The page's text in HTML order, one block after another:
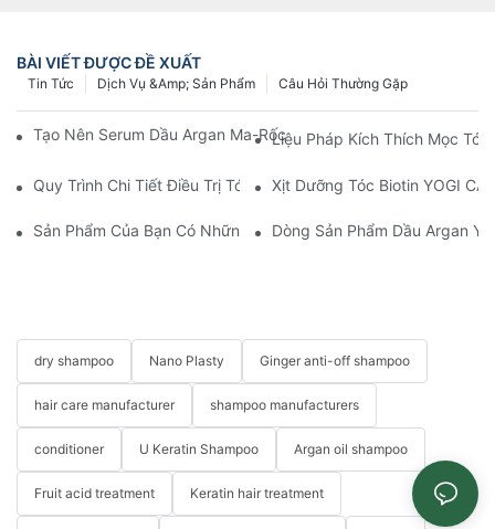
BÀI VIẾT ĐƯỢC ĐỀ XUẤT
Câu Hỏi Thường Gặp
Dịch Vụ &amp; Sản Phẩm
Tin Tức
Tạo Nên Serum Dầu Argan Ma-Rốc Độc Quyền Của Riêng Bạn
Liệu Pháp Kích Thích Mọc
Quy Trình Chi Tiết Điều Trị Tóc Bằng Keratin - YOGI Cosmetics
Xịt Dưỡng Tóc Biotin YOGI
Sản Phẩm Của Bạn Có Những Lợi Ích Gì?Dòng Sản Phẩm Dầu Argan
dry shampoo Nano Plasty Ginger anti-off shampoo
hair care manufacturer shampoo manufacturers
conditioner U Keratin Shampoo Argan oil shampoo
Fruit acid treatment Keratin hair treatment